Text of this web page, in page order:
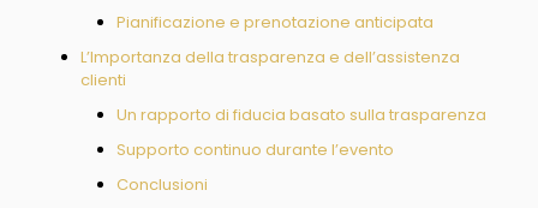
Pianificazione e prenotazione anticipata
L’Importanza della trasparenza e dell’assistenza
clienti
Un rapporto di fiducia basato sulla trasparenza
Supporto continuo durante l’evento
Conclusioni